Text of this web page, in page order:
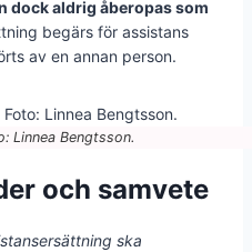
dock aldrig åberopas som
begärs för assistans
av en annan person.
Linnea Bengtsson.
och samvete
ska